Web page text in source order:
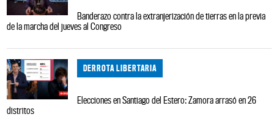
Banderazo contra la extranjerización de tierras en la previa
de la marcha del jueves al Congreso
DERROTA LIBERTARIA
Elecciones en Santiago del Estero: Zamora arrasó en 26
distritos